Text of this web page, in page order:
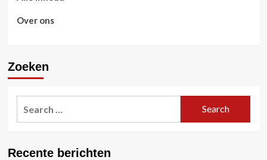
Over ons
Zoeken
Recente berichten